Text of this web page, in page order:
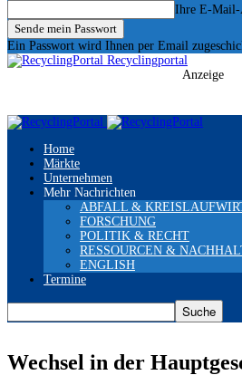
Ihre E-Mail-
Ein Passwort wird Ihnen per Email
Recyclingportal
Anzeige
Home
Märkte
Unternehmen
Mehr Nachrichten
ABFALL &
FORSCHUNG
POLITIK & RECHT
RESSOURCEN &
ENGLISH
Termine
Wechsel in der